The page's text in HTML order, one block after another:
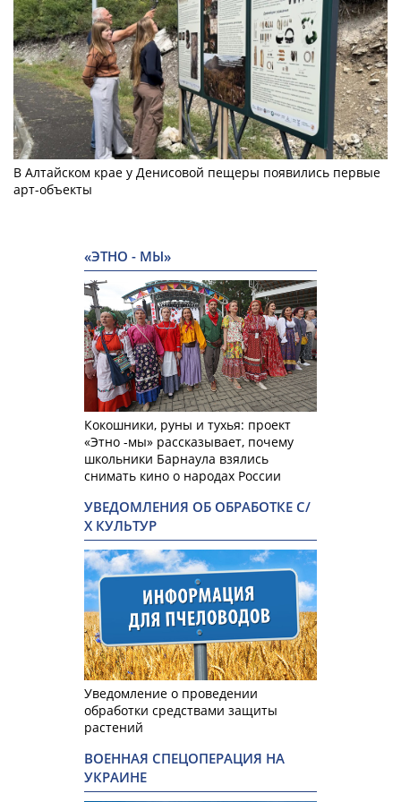
В Алтайском крае у Денисовой пещеры появились первые
арт-объекты
«ЭТНО - МЫ»
Кокошники, руны и тухья: проект
«Этно -мы» рассказывает, почему
школьники Барнаула взялись
снимать кино о народах России
УВЕДОМЛЕНИЯ ОБ ОБРАБОТКЕ С/
Х КУЛЬТУР
Уведомление о проведении
обработки средствами защиты
растений
ВОЕННАЯ СПЕЦОПЕРАЦИЯ НА
УКРАИНЕ